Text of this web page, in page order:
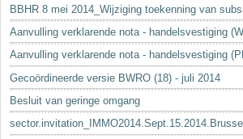
BBHR 8 mei 2014_Wijziging toekenning van
Aanvulling verklarende nota - handelsvestiging
Aanvulling verklarende nota - handelsvestiging
Gecoördineerde versie BWRO (18) - juli 2014
Besluit van geringe omgang